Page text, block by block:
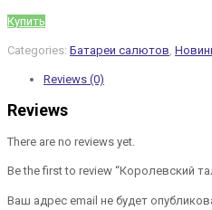
Купить
Categories: Батареи салютов
Reviews (0)
Reviews
There are no reviews yet.
Be the first to review “Королевский
Ваш адрес email не будет